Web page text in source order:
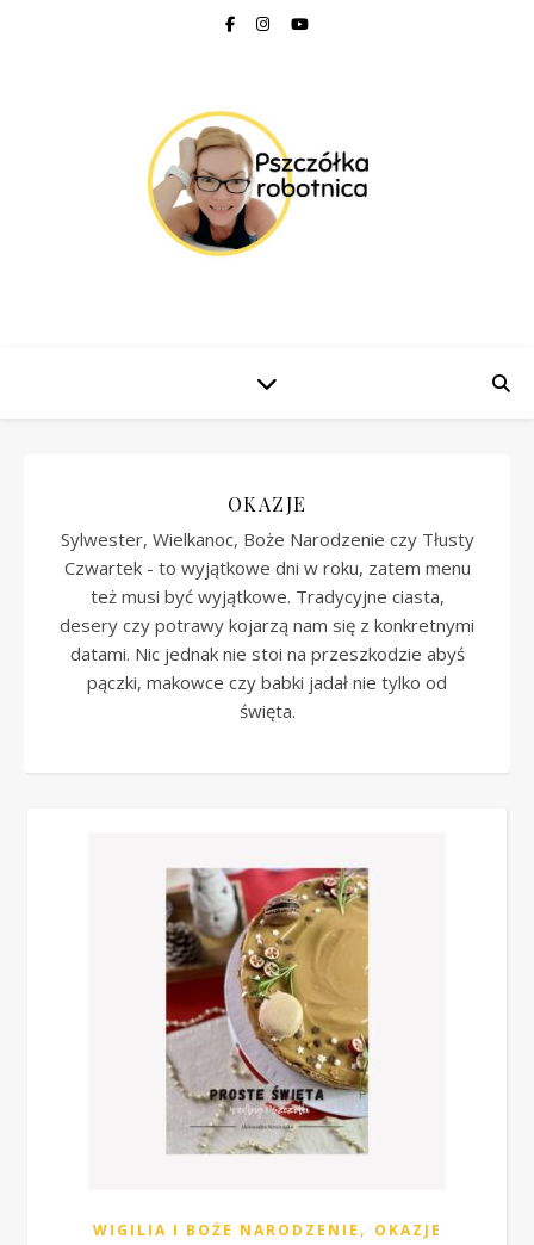
OKAZJE
Sylwester, Wielkanoc, Boże Narodzenie czy Tłusty
Czwartek - to wyjątkowe dni w roku, zatem menu
też musi być wyjątkowe. Tradycyjne ciasta,
desery czy potrawy kojarzą nam się z konkretnymi
datami. Nic jednak nie stoi na przeszkodzie abyś
pączki, makowce czy babki jadał nie tylko od
święta.
WIGILIA I BOŻE NARODZENIE , OKAZJE